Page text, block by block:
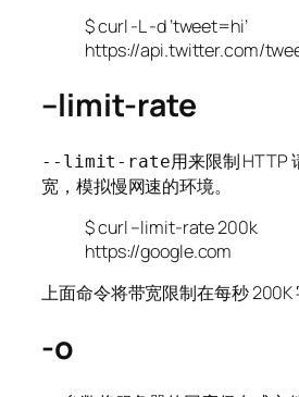
$ curl -L -d ‘tweet=hi’
https://api.twitter.com/
–limit-rate
--limit-rate用来限制 HTTP
宽，模拟慢网速的环境。
$ curl –limit-rate 200k
https://google.com
上面命令将带宽限制在每秒 200K
-o